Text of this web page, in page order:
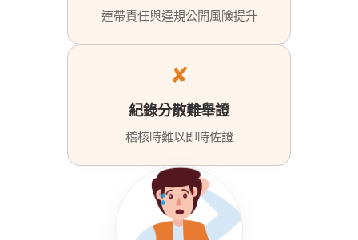
連帶責任與違規公開風險提升
✘
紀錄分散難舉證
稽核時難以即時佐證